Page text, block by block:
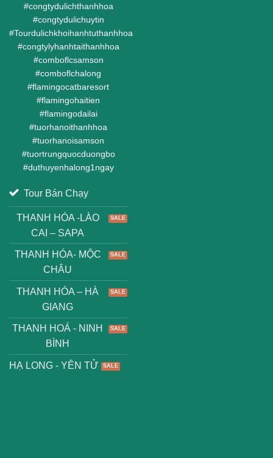
#congtydulichthanhhoa
#congtydulichuytin
#Tourdulichkhoihanhtuthanhhoa
#congtylyhanhtaithanhhoa
#comboflcsamson
#comboflchalong
#flamingocatbaresort
#flamingohaitien
#flamingodailai
#tuorhanoithanhhoa
#tuorhanoisamson
#tuortrungquocduongbo
#duthuyenhalong1ngay
Tour Bán Chạy
THANH HÓA -LÀO
CAI – SAPA
THANH HÓA- MỘC
CHÂU
THANH HÓA – HÀ
GIANG
THANH HOÁ - NINH
BÌNH
HẠ LONG - YÊN TỬ